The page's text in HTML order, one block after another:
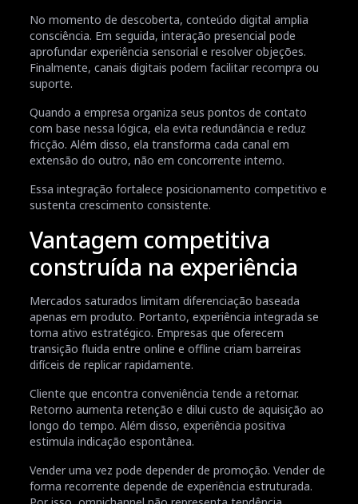
No momento de descoberta, conteúdo digital amplia
consciência. Em seguida, interação presencial pode
aprofundar experiência sensorial e resolver objeções.
Finalmente, canais digitais podem facilitar recompra ou
suporte.
Quando a empresa organiza seus pontos de contato
com base nessa lógica, ela evita redundância e reduz
fricção. Além disso, ela transforma cada canal em
extensão do outro, não em concorrente interno.
Essa integração fortalece posicionamento competitivo e
sustenta crescimento consistente.
Vantagem competitiva
construída na experiência
Mercados saturados limitam diferenciação baseada
apenas em produto. Portanto, experiência integrada se
torna ativo estratégico. Empresas que oferecem
transição fluida entre online e offline criam barreiras
difíceis de replicar rapidamente.
Cliente que encontra conveniência tende a retornar.
Retorno aumenta retenção e dilui custo de aquisição ao
longo do tempo. Além disso, experiência positiva
estimula indicação espontânea.
Vender uma vez pode depender de promoção. Vender de
forma recorrente depende de experiência estruturada.